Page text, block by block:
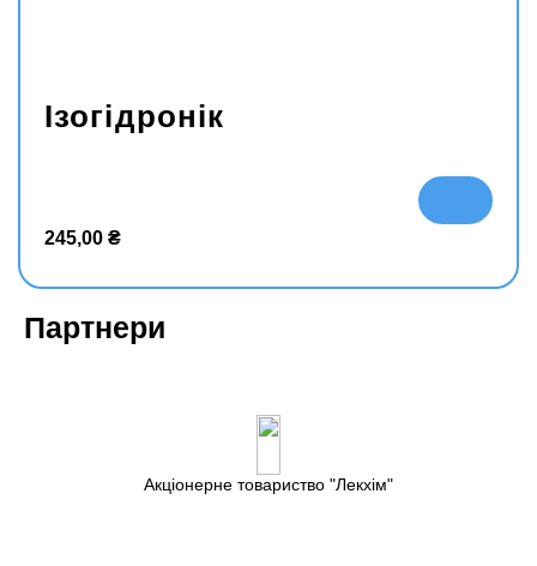
Ізогідронік
245,00 ₴
ко
Партнери
Акціонерне товариство Лекхім